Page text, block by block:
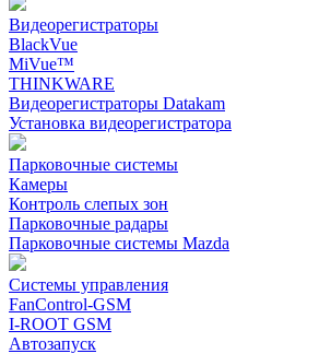
Видеорегистраторы
BlackVue
MiVue™
THINKWARE
Видеорегистраторы Datakam
Установка видеорегистратора
Парковочные системы
Камеры
Контроль слепых зон
Парковочные радары
Парковочные системы Mazda
Системы управления
FanControl-GSM
I-ROOT GSM
Автозапуск